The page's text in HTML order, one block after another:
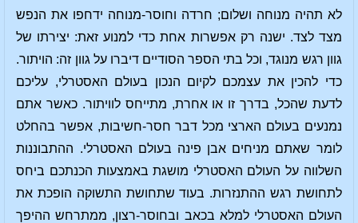
לא תהיה מנוחה ושלום; חרדה וחוסר-מנוחה ידחפו את הנפש
מצד לצד. ישנה רק אפשרות אחת כדי למנוע זאת: יצירתו של
גוון רגש מנוגד, וכל בתי הספר הסודיים דיברו על גוון זה: הויתור.
כדי להכין את עצמכם לקיום הנכון בעולם האסטרלי, עליכם
לדעת שהכל, בדרך זו או אחרת, מתייחס לוויתור. כאשר אתם
נמנעים בעולם הארצי מכל דבר חסר-חשיבות, אפשר בהחלט
לומר שאתם מניחים אבן פינה בעולם האסטרלי. ההתבוננות
השלווה על העולם האסטרלי מושגת באמצעות הכנתכם ביחס
לתחושת רגש ההתנזרות. בעוד שתחושת התשוקה הופכת את
העולם האסטרלי למלא בכאב ובחוסר-רצון, ממתרחש ההיפך